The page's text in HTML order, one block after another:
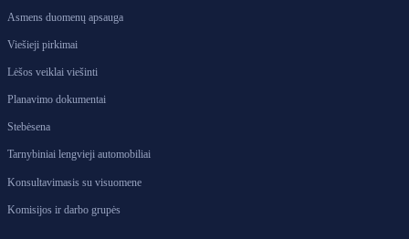
Asmens duomenų apsauga
Viešieji pirkimai
Lėšos veiklai viešinti
Planavimo dokumentai
Stebėsena
Tarnybiniai lengvieji automobiliai
Konsultavimasis su visuomene
Komisijos ir darbo grupės